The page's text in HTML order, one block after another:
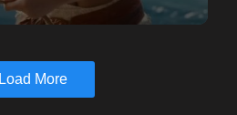
Load More